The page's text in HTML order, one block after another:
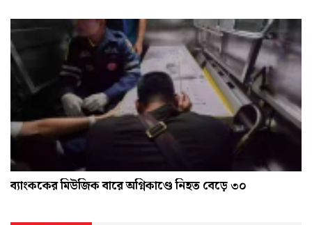
ব্যাংককের মিউজিক বারে অগ্নিকাণ্ডে নিহত বেড়ে ৩০